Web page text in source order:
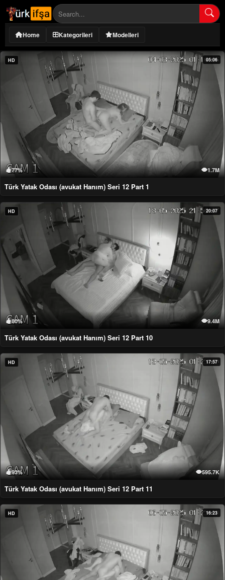
Home Kategorileri Modelleri
HD 05:06
77% 1.7M
Türk Yatak Odası (avukat Hanım) Seri 12 Part 1
HD 20:07
80% 9.4M
Türk Yatak Odası (avukat Hanım) Seri 12 Part 10
HD 17:57
93% 595.7K
Türk Yatak Odası (avukat Hanım) Seri 12 Part 11
HD 16:23